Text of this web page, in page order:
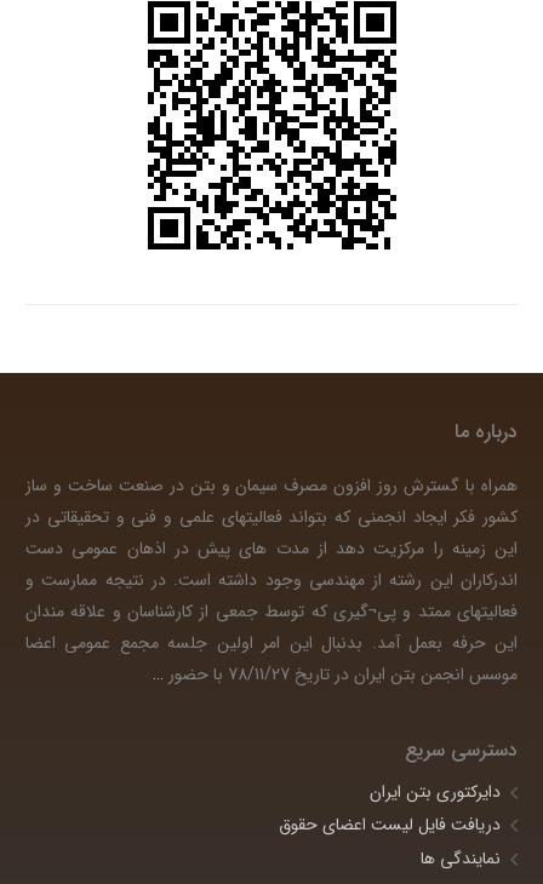
درباره ما
همراه با گسترش روز افزون مصرف سیمان و بتن در صنعت ساخت و ساز
کشور فکر ایجاد انجمنی که بتواند فعالیتهای علمی و فنی و تحقیقاتی در
این زمینه را مرکزیت دهد از مدت های پیش در اذهان عمومی دست
اندرکاران این رشته از مهندسی وجود داشته است. در نتیجه ممارست و
فعالیتهای ممتد و پی¬گیری که توسط جمعی از کارشناسان و علاقه مندان
این حرفه بعمل آمد. بدنبال این امر اولین جلسه مجمع عمومی اعضا
موسس انجمن بتن ایران در تاریخ 78/11/27 با حضور
…
دسترسی سریع
دایرکتوری بتن ایران
دریافت فایل لیست اعضای حقوق
نمایندگی ها